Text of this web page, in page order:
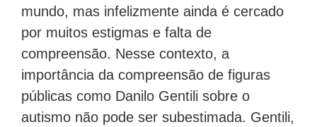
mundo, mas infelizmente ainda é cercado
por muitos estigmas e falta de
compreensão. Nesse contexto, a
importância da compreensão de figuras
públicas como Danilo Gentili sobre o
autismo não pode ser subestimada. Gentili,